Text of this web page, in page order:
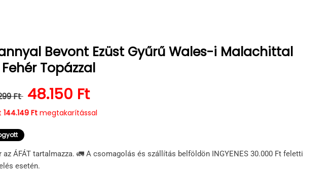
Bevont Ezüst Gyűrű Wales-i Malachittal
Topázzal
ár
FtKedvezményes ár
48.150 Ft
144.149 Ftmegtakarítással
az ÁFÁT tartalmazza. 🚛 A csomagolás és szállítás belföldön INGYENES 30.000 Ft feletti
esetén.